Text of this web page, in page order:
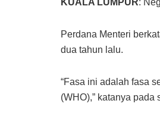
Perdana Menteri
dua tahun lalu.
“Fasa ini adalah fasa
(WHO),” katanya